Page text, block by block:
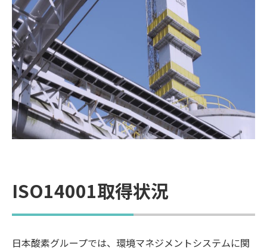
ISO14001取得状況
日本酸素グループでは、環境マネジメントシステムに関